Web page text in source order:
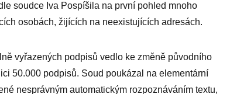
soudce Iva Pospíšila na první pohled mnoho
osobách, žijících na neexistujících adresách.
vyřazených podpisů vedlo ke změně původního
50.000 podpisů. Soud poukázal na elementární
nesprávným automatickým rozpoznáváním textu,